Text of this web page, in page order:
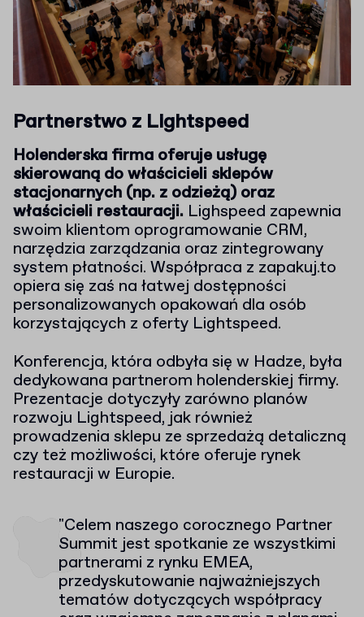
Partnerstwo z Lightspeed
Holenderska firma oferuje usługę
skierowaną do właścicieli sklepów
stacjonarnych (np. z odzieżą) oraz
właścicieli restauracji. Lighspeed zapewnia
swoim klientom oprogramowanie CRM,
narzędzia zarządzania oraz zintegrowany
system płatności. Współpraca z zapakuj.to
opiera się zaś na łatwej dostępności
personalizowanych opakowań dla osób
korzystających z oferty Lightspeed.
Konferencja, która odbyła się w Hadze, była
dedykowana partnerom holenderskiej firmy.
Prezentacje dotyczyły zarówno planów
rozwoju Lightspeed, jak również
prowadzenia sklepu ze sprzedażą detaliczną
czy też możliwości, które oferuje rynek
restauracji w Europie.
"Celem naszego corocznego Partner
Summit jest spotkanie ze wszystkimi
partnerami z rynku EMEA,
przedyskutowanie najważniejszych
tematów dotyczących współpracy